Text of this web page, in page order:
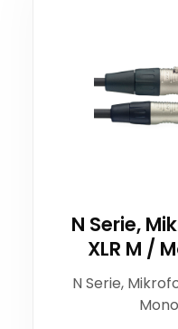
N Serie,
XLR M /
N Serie,